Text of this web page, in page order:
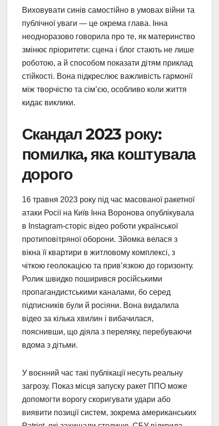
Виховувати синів самостійно в умовах війни та
публічної уваги — це окрема глава. Інна
неодноразово говорила про те, як материнство
змінює пріоритети: сцена і блог стають не лише
роботою, а й способом показати дітям приклад
стійкості. Вона підкреслює важливість гармонії
між творчістю та сім’єю, особливо коли життя
кидає виклики.
Скандал 2023 року:
помилка, яка коштувала
дорого
16 травня 2023 року під час масованої ракетної
атаки Росії на Київ Інна Воронова опублікувала
в Instagram-сторіс відео роботи української
протиповітряної оборони. Зйомка велася з
вікна її квартири в житловому комплексі, з
чіткою геолокацією та прив’язкою до горизонту.
Ролик швидко поширився російськими
пропагандистськими каналами, бо серед
підписників були й росіяни. Вона видалила
відео за кілька хвилин і вибачилася,
пояснивши, що діяла з переляку, перебуваючи
вдома з дітьми.
У воєнний час такі публікації несуть реальну
загрозу. Показ місця запуску ракет ППО може
допомогти ворогу скоригувати удари або
виявити позиції систем, зокрема американських